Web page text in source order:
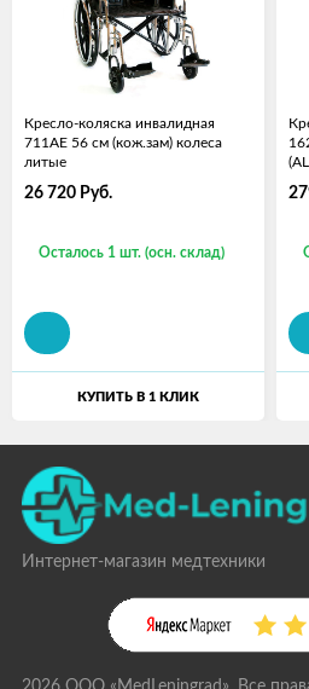
Кресло-коляска инвалидная
711AE 56 см (кож.зам) колеса
литые
26 720 Руб.
Осталось 1 шт. (осн. склад)
КУПИТЬ В 1 КЛИК
Интернет-магазин медтехники